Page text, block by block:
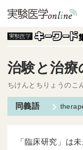
治験と治療
ちけんとちりょうのこ
「臨床研究」は